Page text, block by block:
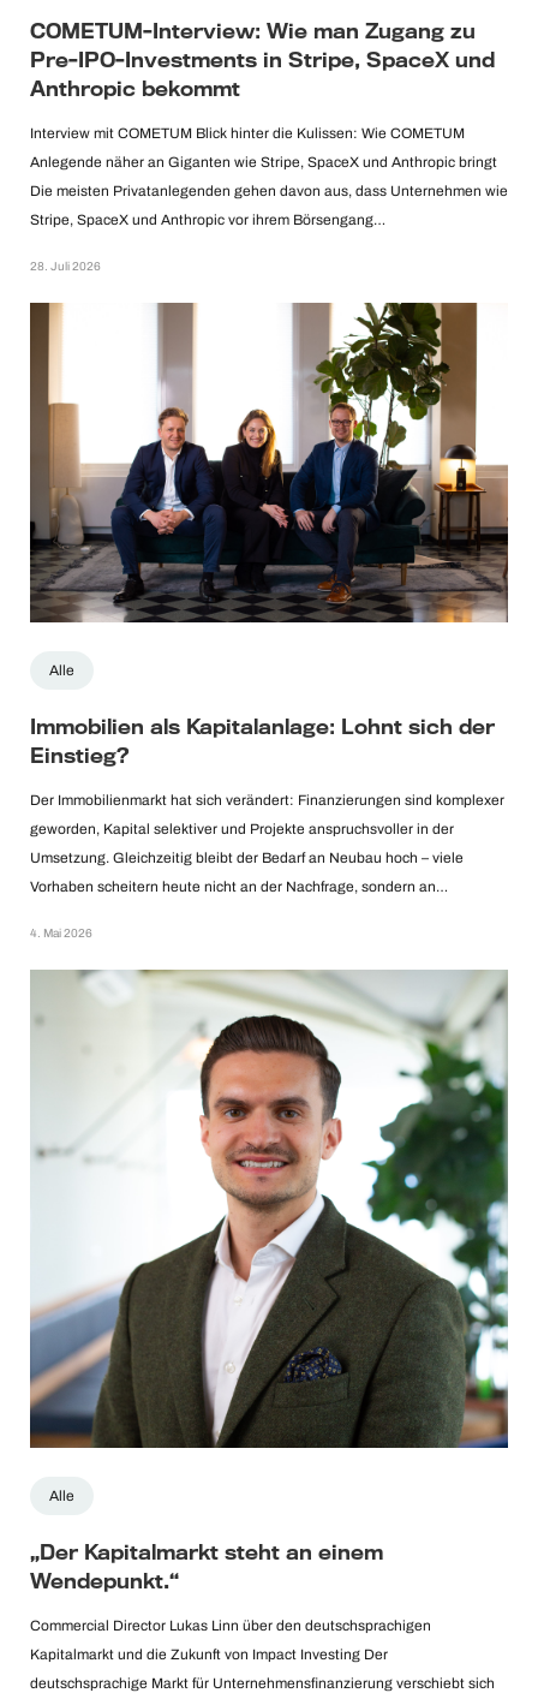
COMETUM-Interview: Wie man Zugang zu
Pre-IPO-Investments in Stripe, SpaceX und
Anthropic bekommt
Interview mit COMETUM Blick hinter die Kulissen: Wie COMETUM
Anlegende näher an Giganten wie Stripe, SpaceX und Anthropic bringt
Die meisten Privatanlegenden gehen davon aus, dass Unternehmen wie
Stripe, SpaceX und Anthropic vor ihrem Börsengang…
28. Juli 2026
Alle
Immobilien als Kapitalanlage: Lohnt sich der
Einstieg?
Der Immobilienmarkt hat sich verändert: Finanzierungen sind komplexer
geworden, Kapital selektiver und Projekte anspruchsvoller in der
Umsetzung. Gleichzeitig bleibt der Bedarf an Neubau hoch – viele
Vorhaben scheitern heute nicht an der Nachfrage, sondern an…
4. Mai 2026
Alle
„Der Kapitalmarkt steht an einem
Wendepunkt.“
Commercial Director Lukas Linn über den deutschsprachigen
Kapitalmarkt und die Zukunft von Impact Investing Der
deutschsprachige Markt für Unternehmensfinanzierung verschiebt sich